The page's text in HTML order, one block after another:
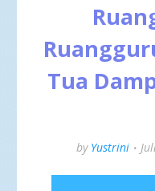
Tua
by Yustrini